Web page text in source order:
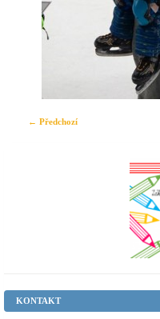
← Předchozí
KONTAKT